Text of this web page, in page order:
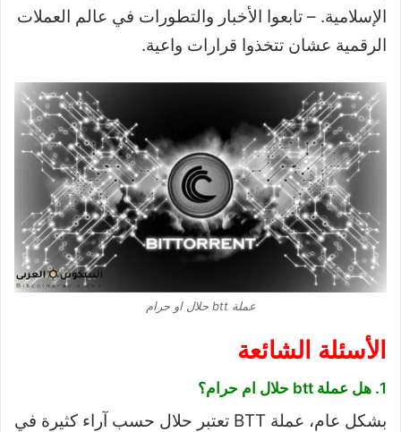
الإسلامية. – تابعوا الأخبار والتطورات في عالم العملات
الرقمية عشان تتخذوا قرارات واعية.
عملة btt حلال او حرام
الأسئلة الشائعة
1. هل عملة btt حلال ام حرام؟
بشكل عام، عملة BTT تعتبر حلال حسب آراء كثيرة في